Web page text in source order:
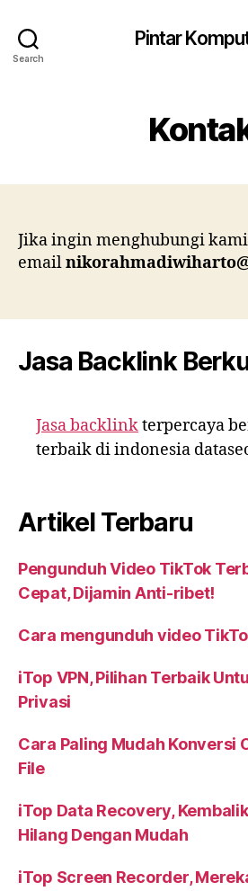
Search
Pintar
Jika ingin menghubungi
email
Jasa Backlink
Jasa backlinkterpercaya
terbaik di indonesia
Artikel Terbaru
Pengunduh Video TikTok
Cepat, Dijamin Anti-ribet!
Cara mengunduh video
iTop VPN, Pilihan Terbaik
Privasi
Cara Paling Mudah Konversi
File
iTop Data Recovery,
Hilang Dengan Mudah
iTop Screen Recorder,